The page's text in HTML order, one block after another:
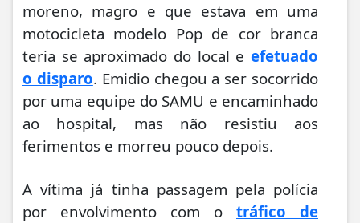
moreno, magro e que estava em uma
motocicleta modelo Pop de cor branca
teria se aproximado do local e efetuado
o disparo. Emidio chegou a ser socorrido
por uma equipe do SAMU e encaminhado
ao hospital, mas não resistiu aos
ferimentos e morreu pouco depois.
A vítima já tinha passagem pela polícia
por envolvimento com o tráfico de